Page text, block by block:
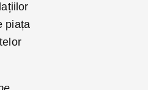
piața